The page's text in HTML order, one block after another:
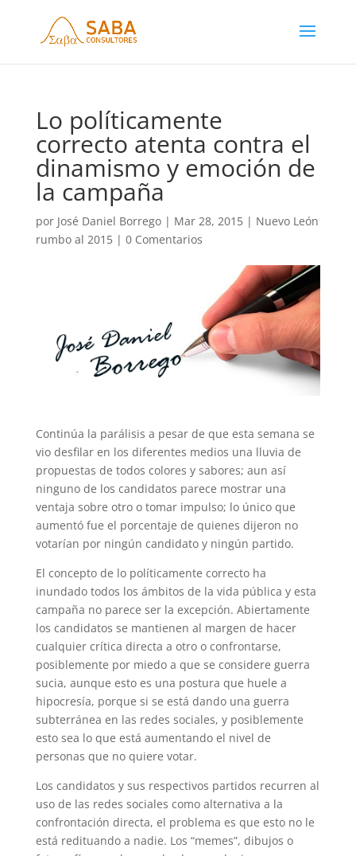
Lo políticamente
correcto atenta contra el
dinamismo y emoción de
la campaña
por José Daniel Borrego| Mar 28, 2015| Nuevo León
rumbo al 2015| 0 Comentarios
Continúa la parálisis a pesar de que esta semana se
vio desfilar en los diferentes medios una lluvia de
propuestas de todos colores y sabores; aun así
ninguno de los candidatos parece mostrar una
ventaja sobre otro o tomar impulso; lo único que
aumentó fue el porcentaje de quienes dijeron no
votarían por ningún candidato y ningún partido.
El concepto de lo políticamente correcto ha
inundado todos los ámbitos de la vida pública y esta
campaña no parece ser la excepción. Abiertamente
los candidatos se mantienen al margen de hacer
cualquier crítica directa a otro o confrontarse,
posiblemente por miedo a que se considere guerra
sucia, aunque esto es una postura que huele a
hipocresía, porque si se está dando una guerra
subterránea en las redes sociales, y posiblemente
esto sea lo que está aumentando el nivel de
personas que no quiere votar.
Los candidatos y sus respectivos partidos recurren al
uso de las redes sociales como alternativa a la
confrontación directa, el problema es que esto no le
está redituando a nadie. Los “memes”, dibujos o